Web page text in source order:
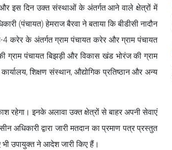
और इस दिन उक्त संस्थाओं के अंतर्गत आने वाले क्षेत्रों में
(पंचायत) हेमराज बैरवा ने बताया कि बीडीसी नादौन
4 करेर के अंतर्गत ग्राम पंचायत करेर और ग्राम पंचायत
ग्राम पंचायत बिझड़ी और विकास खंड भोरंज की ग्राम
शिक्षण संस्थान, औद्योगिक प्रतिष्ठान और अन्य
रहेगा। इनके अलावा उक्त क्षेत्रों से बाहर अपनी सेवाएं
द्वारा जारी मतदान का प्रमाण पत्र प्रस्तुत
भी उपायुक्त ने आदेश जारी किए हैं।